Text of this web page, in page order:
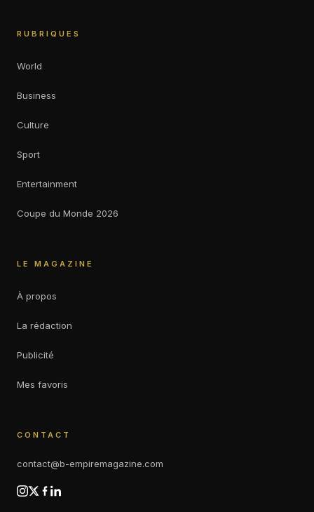
RUBRIQUES
World
Business
Culture
Sport
Entertainment
Coupe du Monde 2026
LE MAGAZINE
À propos
La rédaction
Publicité
Mes favoris
CONTACT
contact@b-empiremagazine.com